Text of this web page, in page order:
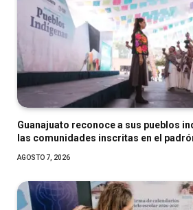
Guanajuato reconoce a sus pueblos
las comunidades inscritas en el
AGOSTO 7, 2026